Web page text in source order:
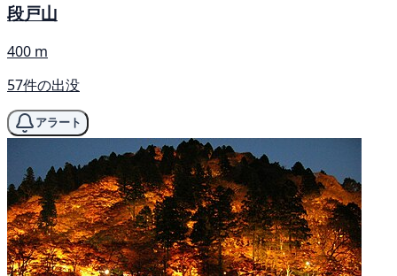
段戸山
400 m
57件の出没
アラート